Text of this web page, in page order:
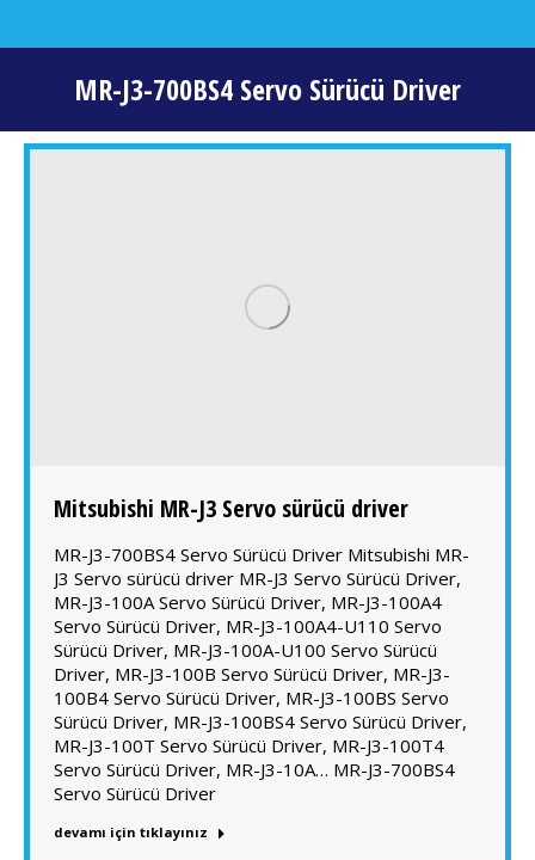
MR-J3-700BS4 Servo Sürücü Driver
Mitsubishi MR-J3 Servo sürücü driver
MR-J3-700BS4 Servo Sürücü Driver Mitsubishi MR-
J3 Servo sürücü driver MR-J3 Servo Sürücü Driver,
MR-J3-100A Servo Sürücü Driver, MR-J3-100A4
Servo Sürücü Driver, MR-J3-100A4-U110 Servo
Sürücü Driver, MR-J3-100A-U100 Servo Sürücü
Driver, MR-J3-100B Servo Sürücü Driver, MR-J3-
100B4 Servo Sürücü Driver, MR-J3-100BS Servo
Sürücü Driver, MR-J3-100BS4 Servo Sürücü Driver,
MR-J3-100T Servo Sürücü Driver, MR-J3-100T4
Servo Sürücü Driver, MR-J3-10A… MR-J3-700BS4
Servo Sürücü Driver
devamı için tıklayınız